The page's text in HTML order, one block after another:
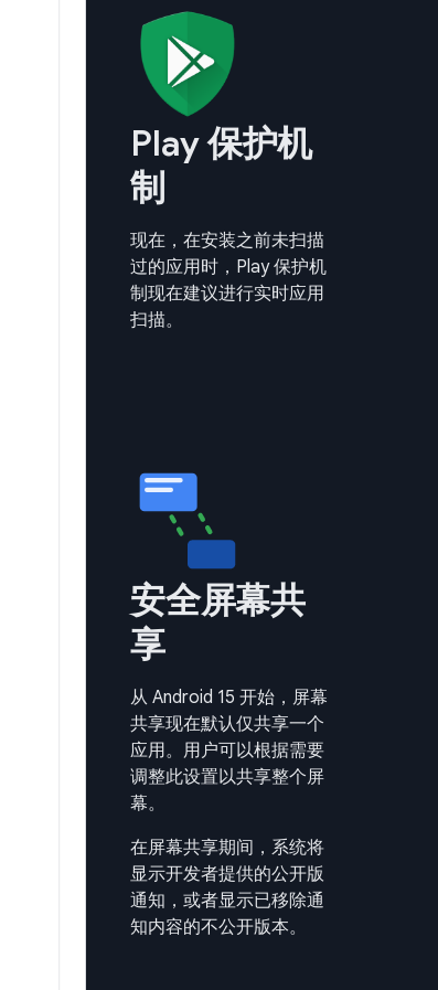
Play 保护机
制
现在，在安装之前未扫描
过的应用时，Play 保护机
制现在建议进行实时应用
扫描。
安全屏幕共
享
从 Android 15 开始，屏幕
共享现在默认仅共享一个
应用。用户可以根据需要
调整此设置以共享整个屏
幕。
在屏幕共享期间，系统将
显示开发者提供的公开版
通知，或者显示已移除通
知内容的不公开版本。